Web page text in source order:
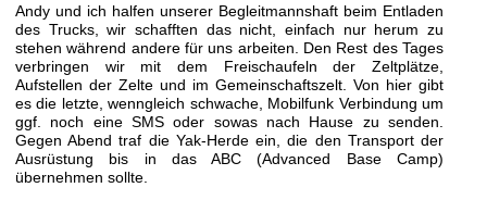
Andy und ich halfen unserer Begleitmannshaft beim Entladen
des Trucks, wir schafften das nicht, einfach nur herum zu
stehen während andere für uns arbeiten. Den Rest des Tages
verbringen wir mit dem Freischaufeln der Zeltplätze,
Aufstellen der Zelte und im Gemeinschaftszelt. Von hier gibt
es die letzte, wenngleich schwache, Mobilfunk Verbindung um
ggf. noch eine SMS oder sowas nach Hause zu senden.
Gegen Abend traf die Yak-Herde ein, die den Transport der
Ausrüstung bis in das ABC (Advanced Base Camp)
übernehmen sollte.